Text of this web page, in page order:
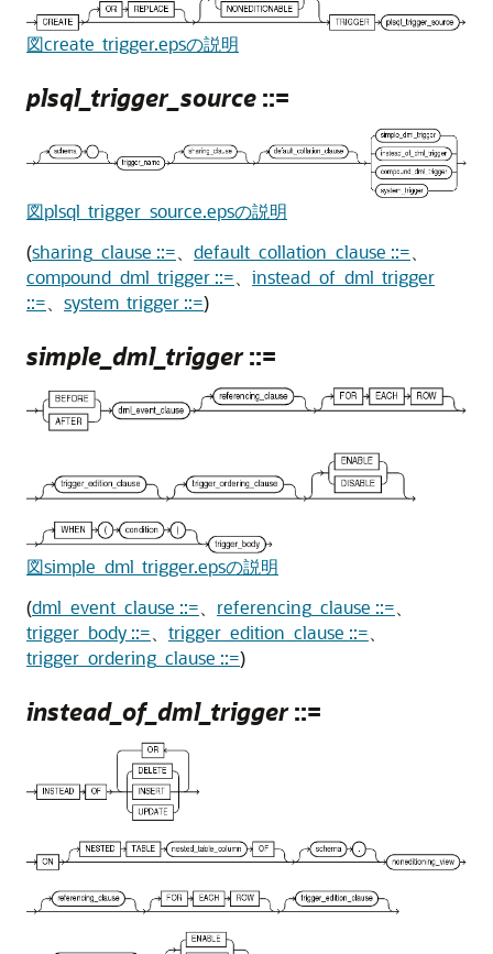
図create_trigger.epsの説明
plsql_trigger_source ::=
図plsql_trigger_source.epsの説明
(sharing_clause ::= default_collation_clause ::=
compound_dml_trigger ::=
instead_of_dml_trigger
::=
system_trigger ::=)
simple_dml_trigger::=
図simple_dml_trigger.epsの説明
(dml_event_clause ::=、 referencing_clause ::=、
trigger_body ::=、 trigger_edition_clause ::=、
trigger_ordering_clause ::=)
instead_of_dml_trigger::=